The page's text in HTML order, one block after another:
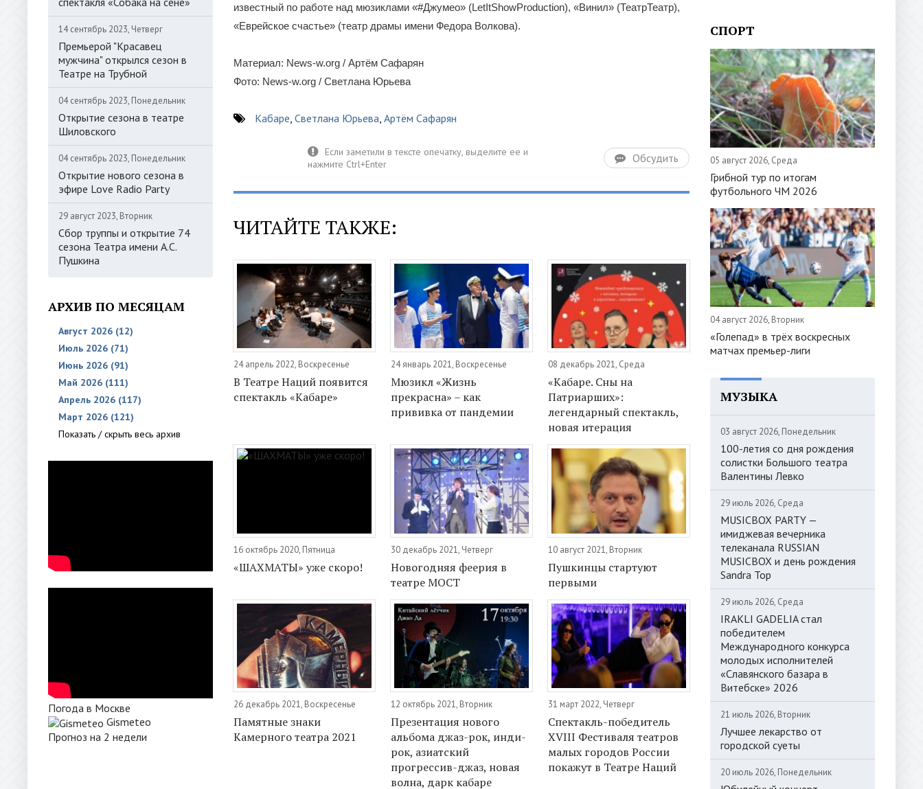
14 сентябрь 2023, Четверг
Премьерой "Красавец
мужчина" открылся сезон в
Театре на Трубной
04 сентябрь 2023, Понедельник
Открытие сезона в театре
Шиловского
04 сентябрь 2023, Понедельник
Открытие нового сезона в
эфире Love Radio Party
29 август 2023, Вторник
Сбор труппы и открытие 74
сезона Театра имени А.С.
Пушкина
АРХИВ ПО МЕСЯЦАМ
Август 2026 (12)
Июль 2026 (71)
Июнь 2026 (91)
Май 2026 (111)
Апрель 2026 (117)
Март 2026 (121)
Показать / скрыть весь архив
Погода в Москве
Gismeteo
Прогноз на 2 недели
известный по работе над мюзиклами «#Джумео» (LetItShowProduction), «Винил» (ТеатрТеатр),
«Еврейское счастье» (театр драмы имени Федора Волкова).
Материал: News-w.org / Артём Сафарян
Фото: News-w.org / Светлана Юрьева
Кабаре, Светлана Юрьева, Артём Сафарян
Обсудить
ЧИТАЙТЕ ТАКЖЕ:
24 апрель 2022, Воскресенье
В Театре Наций появится
спектакль «Кабаре»
24 январь 2021, Воскресенье
Мюзикл «Жизнь
прекрасна» – как
прививка от пандемии
08 декабрь 2021, Среда
«Кабаре. Сны на
Патриарших»:
легендарный спектакль,
новая итерация
16 октябрь 2020, Пятница
«ШАХМАТЫ» уже скоро!
30 декабрь 2021, Четверг
Новогодняя феерия в
театре МОСТ
10 август 2021, Вторник
Пушкинцы стартуют
первыми
26 декабрь 2021, Воскресенье
Памятные знаки
Камерного театра 2021
12 октябрь 2021, Вторник
Презентация нового
альбома джаз-рок, инди-
рок, азиатский
прогрессив-джаз, новая
волна, дарк кабаре
31 март 2022, Четверг
Спектакль-победитель
XVIII Фестиваля театров
малых городов России
покажут в Театре Наций
СПОРТ
05 август 2026, Среда
Грибной тур по итогам
футбольного ЧМ 2026
04 август 2026, Вторник
«Голепад» в трёх воскресных
матчах премьер-лиги
МУЗЫКА
03 август 2026, Понедельник
100-летия со дня рождения
солистки Большого театра
Валентины Левко
29 июль 2026, Среда
MUSICBOX PARTY —
имиджевая вечерника
телеканала RUSSIAN
MUSICBOX и день рождения
Sandra Top
29 июль 2026, Среда
IRAKLI GADELIA стал
победителем
Международного конкурса
молодых исполнителей
«Славянского базара в
Витебске» 2026
21 июль 2026, Вторник
Лучшее лекарство от
городской суеты
20 июль 2026, Понедельник